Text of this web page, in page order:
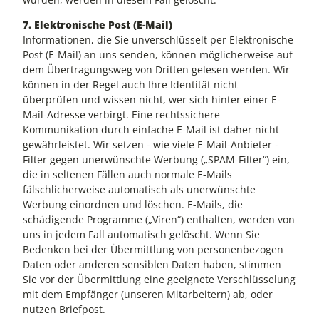
7. Elektronische Post (E-Mail)
Informationen, die Sie unverschlüsselt per Elektronische
Post (E-Mail) an uns senden, können möglicherweise auf
dem Übertragungsweg von Dritten gelesen werden. Wir
können in der Regel auch Ihre Identität nicht
überprüfen und wissen nicht, wer sich hinter einer E-
Mail-Adresse verbirgt. Eine rechtssichere
Kommunikation durch einfache E-Mail ist daher nicht
gewährleistet. Wir setzen - wie viele E-Mail-Anbieter -
Filter gegen unerwünschte Werbung („SPAM-Filter“) ein,
die in seltenen Fällen auch normale E-Mails
fälschlicherweise automatisch als unerwünschte
Werbung einordnen und löschen. E-Mails, die
schädigende Programme („Viren“) enthalten, werden von
uns in jedem Fall automatisch gelöscht. Wenn Sie
Bedenken bei der Übermittlung von personenbezogen
Daten oder anderen sensiblen Daten haben, stimmen
Sie vor der Übermittlung eine geeignete Verschlüsselung
mit dem Empfänger (unseren Mitarbeitern) ab, oder
nutzen Briefpost.